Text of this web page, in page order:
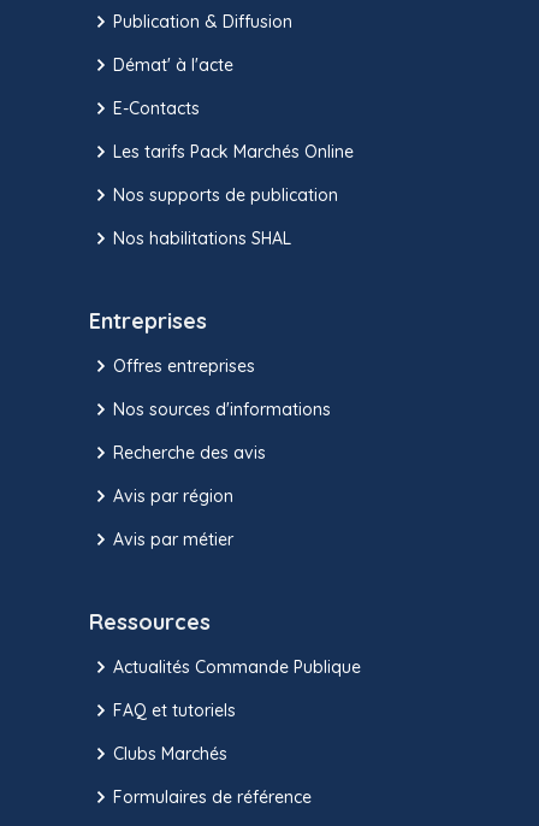
Publication & Diffusion
Démat' à l'acte
E-Contacts
Les tarifs Pack Marchés Online
Nos supports de publication
Nos habilitations SHAL
Entreprises
Offres entreprises
Nos sources d'informations
Recherche des avis
Avis par région
Avis par métier
Ressources
Actualités Commande Publique
FAQ et tutoriels
Clubs Marchés
Formulaires de référence